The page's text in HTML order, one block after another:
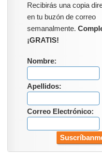
Recibirás una copia
en tu buzón de correo
semanalmente.
¡GRATIS!
Nombre:
Apellidos:
Correo Electrónico: